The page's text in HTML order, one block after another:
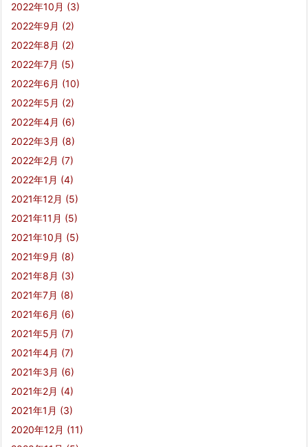
2022年10月 (3)
2022年9月 (2)
2022年8月 (2)
2022年7月 (5)
2022年6月 (10)
2022年5月 (2)
2022年4月 (6)
2022年3月 (8)
2022年2月 (7)
2022年1月 (4)
2021年12月 (5)
2021年11月 (5)
2021年10月 (5)
2021年9月 (8)
2021年8月 (3)
2021年7月 (8)
2021年6月 (6)
2021年5月 (7)
2021年4月 (7)
2021年3月 (6)
2021年2月 (4)
2021年1月 (3)
2020年12月 (11)